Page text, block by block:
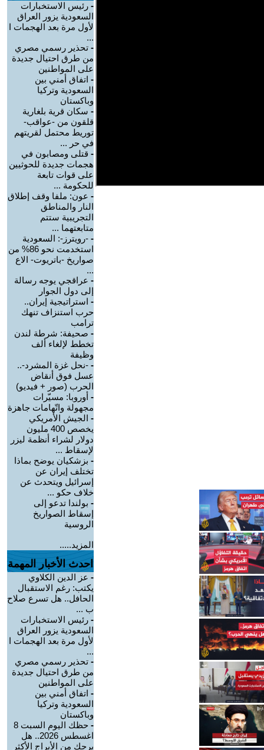
- رئيس الاستخبارات
السعودية يزور العراق
لأول مرة بعد الهجمات ا
...
- تحذير رسمي مصري
من طرق احتيال جديدة
على المواطنين
- اتفاق أمني بين
السعودية وتركيا
وباكستان
- سكان قرية بلغارية
قلقون من -عواقب-
توريط محتمل لقريتهم
في حر ...
- قتلى ومصابون في
هجمات جديدة للحوثيين
على قوات تابعة
للحكومة ...
- عون: ملفا وقف إطلاق
النار والمناطق
التجريبية ستتم
متابعتهما ...
- -رويترز-: السعودية
استخدمت نحو 86% من
صواريخ -باتريوت- الاع
...
- عراقجي يوجه رسالة
إلى دول الجوار
- استراتيجية إيران..
حرب استنزاف تنهك
ترامب
- صحيفة: شرطة لندن
تخطط لإلغاء ألف
وظيفة
- -نحل غزة المشرد-..
عسل فوق أنقاض
الحرب (صور + فيديو)
- أوروبا: مسيّرات
مجهولة واتّهامات جاهزة
- الجيش الأمريكي
يخصص 400 مليون
دولار لشراء أنظمة ليزر
لإسقاط ...
- بزشكيان يوضح بماذا
تختلف إيران عن
إسرائيل ويتحدث عن
خلاف حكو ...
- بولندا تدعو إلى
إسقاط الصواريخ
الروسية
المزيد.....
احدث الأخبار المهمة
- عز الدين الكلاوي
يكتب: رغم الاستقبال
الحافل.. هل تسرع صلاح
ب ...
- رئيس الاستخبارات
السعودية يزور العراق
لأول مرة بعد الهجمات ا
...
- تحذير رسمي مصري
من طرق احتيال جديدة
على المواطنين
- اتفاق أمني بين
السعودية وتركيا
وباكستان
-
حظك اليوم السبت 8
اغسطس 2026.. هل
برجك من الأبراج الأكثر